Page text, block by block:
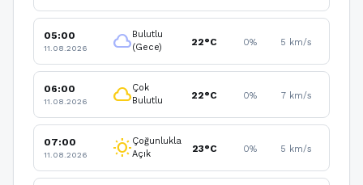
05:00
11.08.2026 cloudBulutlu
(Gece)
22°C 0% 5 km/s
06:00
11.08.2026 cloudÇok
Bulutlu
22°C 0% 7 km/s
07:00
11.08.2026 wb_sunnyÇoğunlukla
Açık
23°C 0% 5 km/s